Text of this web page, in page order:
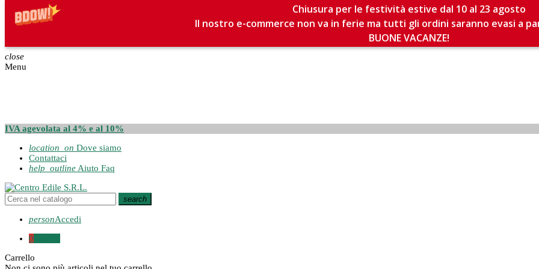
Chiusura per le festività estive dal 10 al 23 agosto
Il nostro e-commerce non va in ferie ma tutti gli ordini saranno evasi a
BUONE VACANZE!
close
Menu
IVA agevolata al 4% e al 10%
location_on Dove siamo
Contattaci
help_outline Aiuto Faq
search
personAccedi
0
Carrello